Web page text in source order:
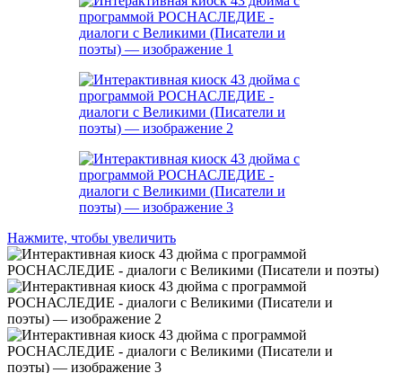
Нажмите, чтобы увеличить